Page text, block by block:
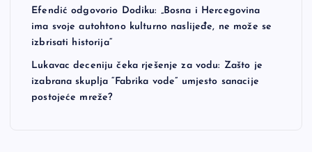
Efendić odgovorio Dodiku: „Bosna i Hercegovina
ima svoje autohtono kulturno naslijeđe, ne može se
izbrisati historija“
Lukavac deceniju čeka rješenje za vodu: Zašto je
izabrana skuplja “Fabrika vode” umjesto sanacije
postojeće mreže?